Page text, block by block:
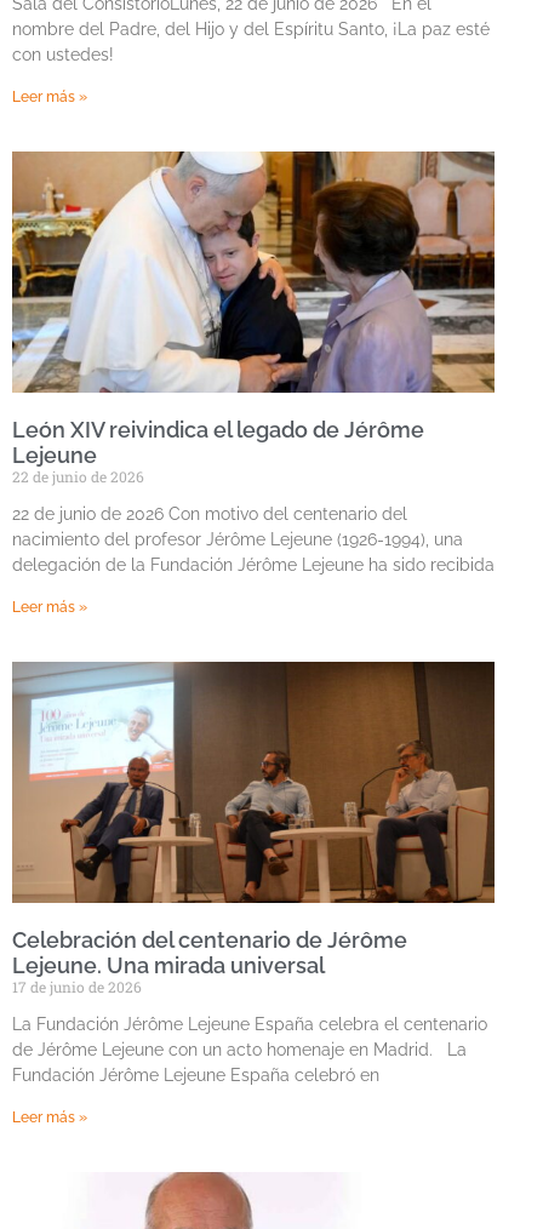
Sala del ConsistorioLunes, 22 de junio de 2026 En el
nombre del Padre, del Hijo y del Espíritu Santo, ¡La paz esté
con ustedes!
Leer más »
León XIV reivindica el legado de Jérôme
Lejeune
22 de junio de 2026
22 de junio de 2026 Con motivo del centenario del
nacimiento del profesor Jérôme Lejeune (1926-1994), una
delegación de la Fundación Jérôme Lejeune ha sido recibida
Leer más »
Celebración del centenario de Jérôme
Lejeune. Una mirada universal
17 de junio de 2026
La Fundación Jérôme Lejeune España celebra el centenario
de Jérôme Lejeune con un acto homenaje en Madrid. La
Fundación Jérôme Lejeune España celebró en
Leer más »